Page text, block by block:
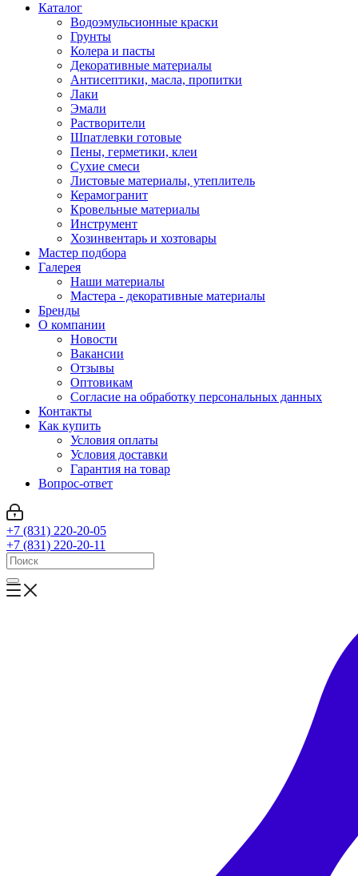
Каталог
Водоэмульсионные краски
Грунты
Колера и пасты
Декоративные материалы
Антисептики, масла, пропитки
Лаки
Эмали
Растворители
Шпатлевки готовые
Пены, герметики, клеи
Сухие смеси
Листовые материалы, утеплитель
Керамогранит
Кровельные материалы
Инструмент
Хозинвентарь и хозтовары
Мастер подбора
Галерея
Наши материалы
Мастера - декоративные материалы
Бренды
О компании
Новости
Вакансии
Отзывы
Оптовикам
Cогласие на обработку персональных данных
Контакты
Как купить
Условия оплаты
Условия доставки
Гарантия на товар
Вопрос-ответ
+7 (831) 220-20-05
+7 (831) 220-20-11